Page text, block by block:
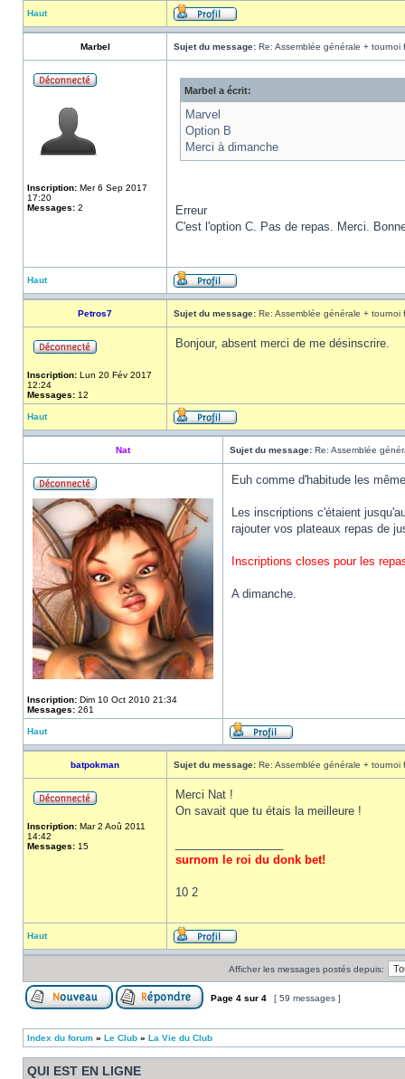
Haut
Marbel Sujet du message: Re: Assemblée générale +
Inscription: Mer 6 Sep 2017
17:20
Messages: 2
Marbel a écrit:
Marvel
Option B
Merci à dimanche
Erreur
C'est l'option C. Pas de repas. Merci.
Haut
Petros7 Sujet du message: Re: Assemblée générale +
Inscription: Lun 20 Fév 2017
12:24
Messages: 12
Bonjour, absent merci de me désinscrire.
Haut
Nat Sujet du message: Re: Assemblée
Inscription: Dim 10 Oct 2010 21:34
Messages: 261
Euh comme d'habitude les
Les inscriptions c'étaient
rajouter vos plateaux repas de
Inscriptions closes pour les
A dimanche.
Haut
batpokman Sujet du message: Re: Assemblée générale +
Inscription: Mar 2 Aoû 2011
14:42
Messages: 15
Merci Nat !
On savait que tu étais la meilleure !
surnom le roi du donk bet!
10 2
Haut
Afficher les messages postés depuis:
Page 4 sur 4 [ 59 messages ]
Index du forum » Le Club » La Vie du Club
QUI EST EN LIGNE